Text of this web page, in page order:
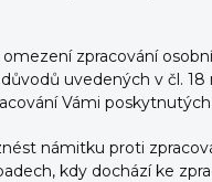
zpracování
uvedených v čl. 18
Vámi
námitku proti
kdy dochází ke